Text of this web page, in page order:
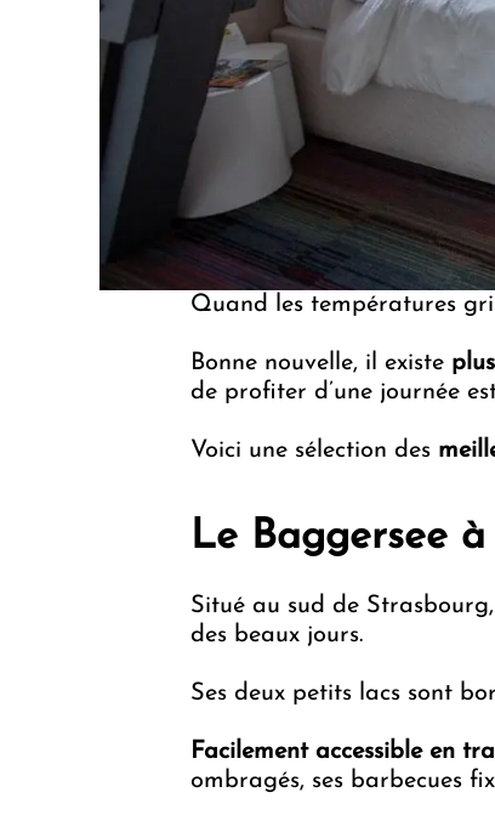
Quand les températures
Bonne nouvelle, il existe
de profiter d’une journée
Voici une sélection des
Le Baggersee
Situé au sud de
des beaux jours.
Ses deux petits lacs sont
Facilement accessible en
ombragés, ses barbecues